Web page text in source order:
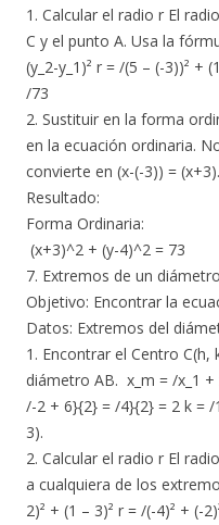
1. Calcular el radio r El
C y el punto A. Usa la
(y_2-y_1)² r = /(5 – (-3))² +
/73
2. Sustituir en la forma
en la ecuación ordinaria.
convierte en (x-(-3)) = (x+3).
Resultado:
Forma Ordinaria:
(x+3)^2 + (y-4)^2 = 73
7. Extremos de un
​Objetivo: Encontrar la
​Datos: Extremos del
1. Encontrar el Centro
diámetro AB. ​x_m = /x_1
/-2 + 6}{2} = /4}{2} = 2 ​k =
3).
2. Calcular el radio r El
a cualquiera de los
2)² + (1 – 3)² ​r = /(-4)² + (-